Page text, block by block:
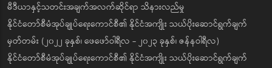
မီဒီယာနှင့်သတင်းအချက်အလက်ဆိုင်ရာ သိနားလည်မှု
နိုင်ငံတော်စီမံအုပ်ချုပ်ရေးကောင်စီ၏ နိုင်ငံအကျိုး သယ်ပိုးဆောင်ရွက်ချက်
မှတ်တမ်း (၂၀၂၂ ခုနှစ်၊ ဖေဖော်ဝါရီလ - ၂၀၂၃ ခုနှစ်၊ ဇန်နဝါရီလ)
နိုင်ငံတော်စီမံအုပ်ချုပ်ရေးကောင်စီ၏ နိုင်ငံအကျိုး သယ်ပိုးဆောင်ရွက်ချက်